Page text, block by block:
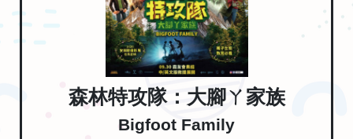
森林特攻隊：大腳ㄚ家族
Bigfoot Family